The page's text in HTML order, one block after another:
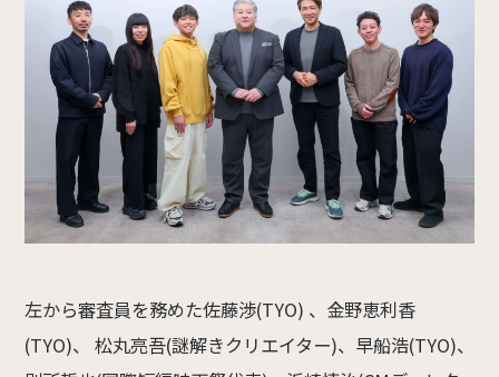
左から審査員を務めた佐藤渉(TYO) 、金野恵利香
(TYO)、 松丸亮吾(謎解きクリエイター)、早船浩(TYO)、